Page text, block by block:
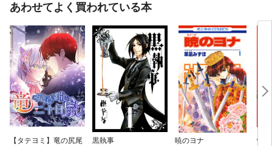
あわせてよく買われている本
【タテヨミ】竜の尻尾
黒執事 暁のヨナ 怪